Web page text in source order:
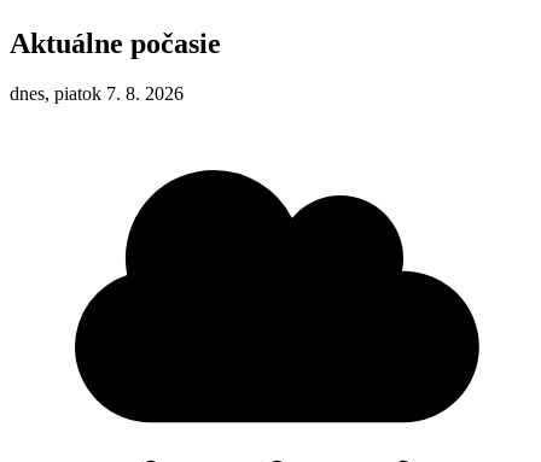
Aktuálne počasie
dnes, piatok 7. 8. 2026